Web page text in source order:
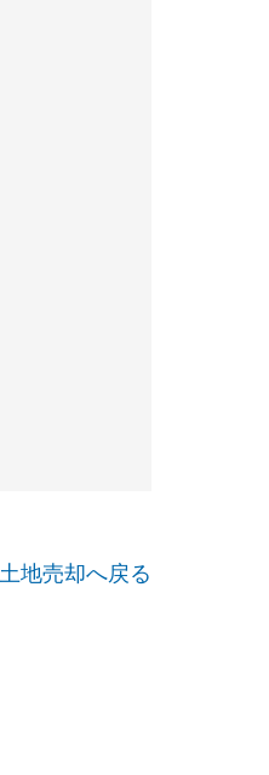
土地売却へ戻る